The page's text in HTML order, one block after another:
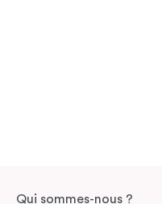
Qui sommes-nous ?